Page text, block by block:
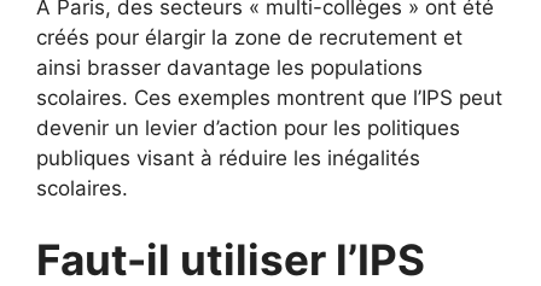
À Paris, des secteurs « multi-collèges » ont été
créés pour élargir la zone de recrutement et
ainsi brasser davantage les populations
scolaires. Ces exemples montrent que l’IPS peut
devenir un levier d’action pour les politiques
publiques visant à réduire les inégalités
scolaires.
Faut-il utiliser l’IPS